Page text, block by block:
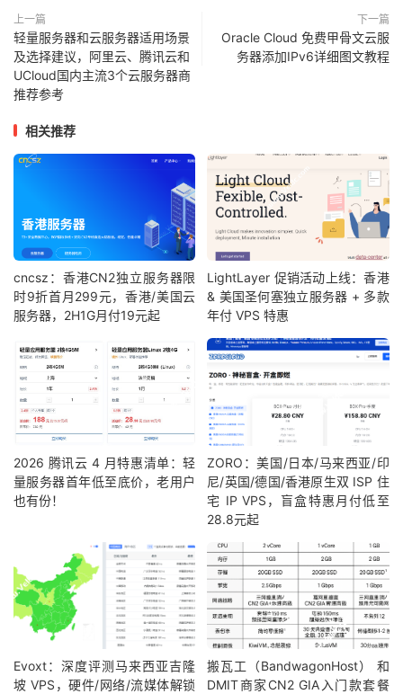
上一篇
轻量服务器和云服务器适用场景
及选择建议，阿里云、腾讯云和
UCloud国内主流3个云服务器商
推荐参考
下一篇
Oracle Cloud 免费甲骨文云服
务器添加IPv6详细图文教程
相关推荐
cncsz：香港CN2独立服务器限
时9折首月299元，香港/美国云
服务器，2H1G月付19元起
LightLayer 促销活动上线：香港
& 美国圣何塞独立服务器 + 多款
年付 VPS 特惠
2026 腾讯云 4 月特惠清单：轻
量服务器首年低至底价，老用户
也有份！
ZORO：美国/日本/马来西亚/印
尼/英国/德国/香港原生双 ISP 住
宅 IP VPS，盲盒特惠月付低至
28.8元起
Evoxt：深度评测马来西亚吉隆
坡 VPS，硬件/网络/流媒体解锁
搬瓦工（BandwagonHost） 和
DMIT商家CN2 GIA入门款套餐